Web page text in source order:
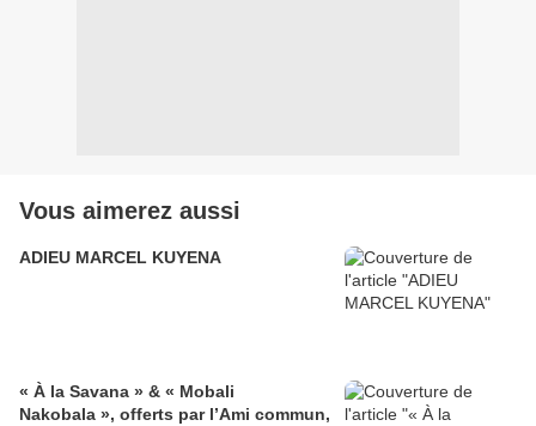
Vous aimerez aussi
ADIEU MARCEL KUYENA
« À la Savana » & « Mobali
Nakobala », offerts par l’Ami commun,